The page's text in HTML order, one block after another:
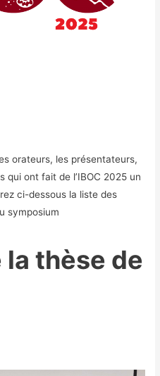
orateurs, les présentateurs,
qui ont fait de l’IBOC 2025 un
ci-dessous la liste des
symposium
la thèse de